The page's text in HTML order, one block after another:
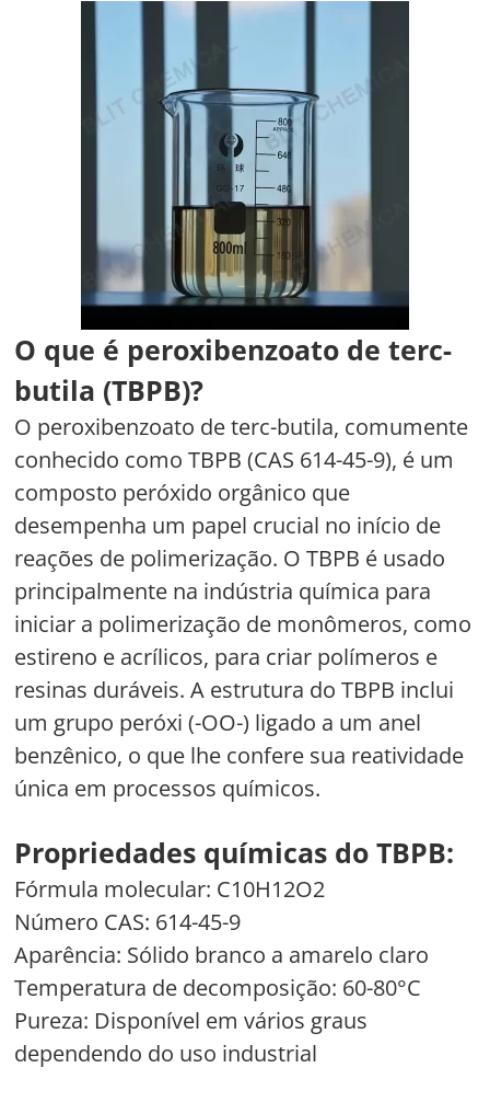
O que é peroxibenzoato de terc-
butila (TBPB)?
O peroxibenzoato de terc-butila, comumente
conhecido como TBPB (CAS 614-45-9), é um
composto peróxido orgânico que
desempenha um papel crucial no início de
reações de polimerização. O TBPB é usado
principalmente na indústria química para
iniciar a polimerização de monômeros, como
estireno e acrílicos, para criar polímeros e
resinas duráveis. A estrutura do TBPB inclui
um grupo peróxi (-OO-) ligado a um anel
benzênico, o que lhe confere sua reatividade
única em processos químicos.
Propriedades químicas do TBPB:
Fórmula molecular: C10H12O2
Número CAS: 614-45-9
Aparência: Sólido branco a amarelo claro
Temperatura de decomposição: 60-80°C
Pureza: Disponível em vários graus
dependendo do uso industrial